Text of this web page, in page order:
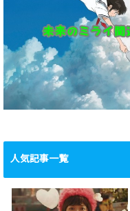
人気記事一覧